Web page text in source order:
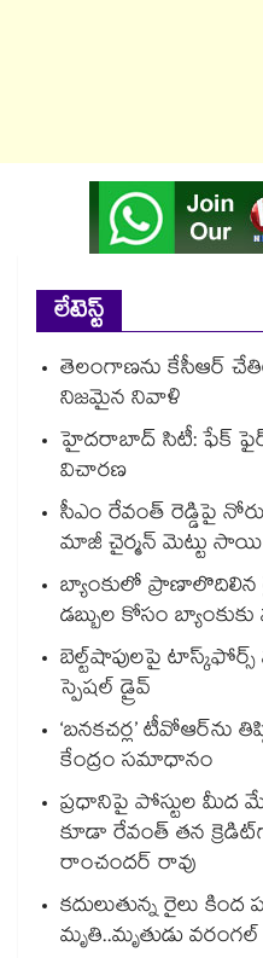
లేటెస్ట్
తెలంగాణను కేసీఆర్‌‌
నిజమైన నివాళి
హైదరాబాద్ సిటీ: ఫేక్
విచారణ
సీఎం రేవంత్ రెడ్డిపై
మాజీ చైర్మన్ మెట్టు సాయి
బ్యాంకులో ప్రాణాలొదిలిన
డబ్బుల కోసం బ్యాంకుకు
బెల్ట్‌‌‌‌‌‌‌‌‌‌‌‌‌‌‌‌‌‌‌‌‌‌‌‌‌‌‌‌‌‌‌‌షాపులపై
స్పెషల్ డ్రైవ్‌‌‌‌‌‌‌‌‌‌‌‌‌‌‌‌‌‌‌‌‌‌‌‌‌‌‌‌‌‌‌‌
‘బనకచర్ల’ టీవోఆర్‌‌‌‌‌‌‌‌ను
కేంద్రం సమాధానం
ప్రధానిపై పోస్టుల మీద
కూడా రేవంత్ తన క్రెడిట్‌‌‌‌గా
రాంచందర్ రావు
కదులుతున్న రైలు
మృతి..మృతుడు